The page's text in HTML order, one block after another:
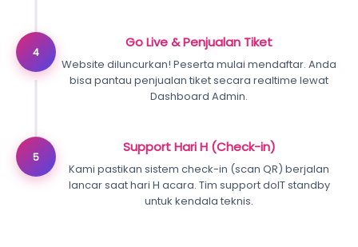
4
Go Live & Penjualan Tiket
Website diluncurkan! Peserta mulai mendaftar. Anda
bisa pantau penjualan tiket secara realtime lewat
Dashboard Admin.
5
Support Hari H (Check-in)
Kami pastikan sistem check-in (scan QR) berjalan
lancar saat hari H acara. Tim support doIT standby
untuk kendala teknis.